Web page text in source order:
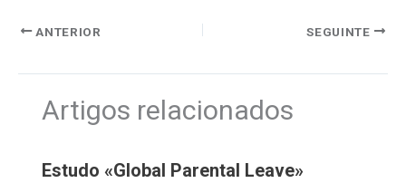
ANTERIOR SEGUINTE
Artigos relacionados
Estudo «Global Parental Leave»